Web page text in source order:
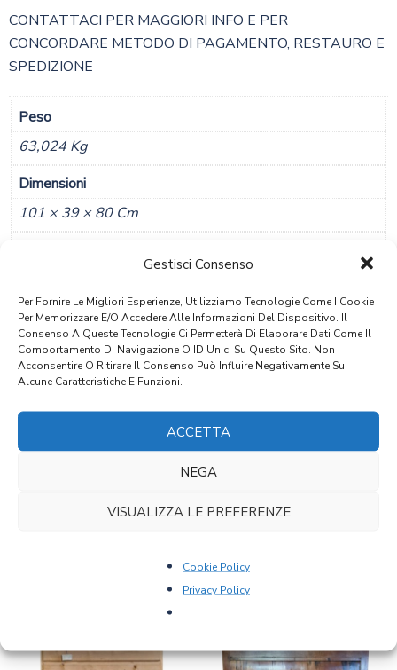
Gestisci Consenso
Per Fornire Le Migliori Esperienze, Utilizziamo Tecnologie Come I Cookie
Per Memorizzare E/o Accedere Alle Informazioni Del Dispositivo. Il
Consenso A Queste Tecnologie Ci Permetterà Di Elaborare Dati Come Il
Comportamento Di Navigazione O ID Unici Su Questo Sito. Non
Acconsentire O Ritirare Il Consenso Può Influire Negativamente Su
Alcune Caratteristiche E Funzioni.
ACCETTA
NEGA
VISUALIZZA LE PREFERENZE
Cookie Policy
Privacy Policy
CONTATTACI PER MAGGIORI INFO E PER
CONCORDARE METODO DI PAGAMENTO, RESTAURO E
SPEDIZIONE
Peso
63,024 Kg
Dimensioni
101 × 39 × 80 Cm
Stile
Storicismo
Provenienza
Alto Adige
Epoca
PRODOTTI CORRELATI